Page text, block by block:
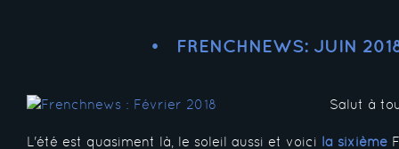
FRENCHNEWS: JUIN
Salut à
L'été est quasiment là, le soleil aussi et voici la sixième